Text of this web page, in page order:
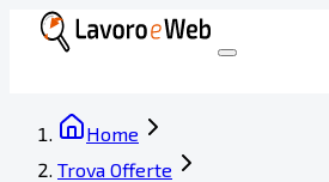
Home
Trova Offerte